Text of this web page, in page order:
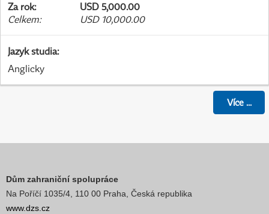
Za rok:
USD 5,000.00
Celkem: USD 10,000.00
Jazyk studia:
Anglicky
Více...
Dům zahraniční spolupráce
Na Poříčí 1035/4, 110 00 Praha, Česká republika
www.dzs.cz